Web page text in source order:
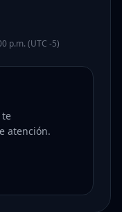
p.m. (UTC -5)
te
atención.